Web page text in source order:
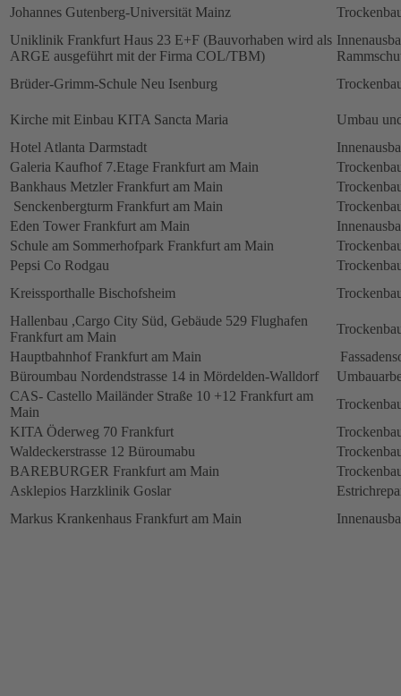
Johannes Gutenberg-Universität Mainz
Uniklinik Frankfurt Haus 23 E+F (Bauvorhaben wird als
ARGE ausgeführt mit der Firma COL/TBM)
Brüder-Grimm-Schule Neu Isenburg
Kirche mit Einbau KITA Sancta Maria
Umbau
Hotel Atlanta Darmstadt
Galeria Kaufhof 7.Etage Frankfurt am Main
Bankhaus Metzler Frankfurt am Main
Senckenbergturm Frankfurt am Main
Eden Tower Frankfurt am Main
Schule am Sommerhofpark Frankfurt am Main
Pepsi Co Rodgau
Kreissporthalle Bischofsheim
Hallenbau ,Cargo City Süd, Gebäude 529 Flughafen
Frankfurt am Main
Hauptbahnhof Frankfurt am Main
Büroumbau Nordendstrasse 14 in Mördelden-Walldorf
CAS- Castello Mailänder Straße 10 +12 Frankfurt am
Main
KITA Öderweg 70 Frankfurt
Waldeckerstrasse 12 Büroumabu
BAREBURGER Frankfurt am Main
Asklepios Harzklinik Goslar
Markus Krankenhaus Frankfurt am Main